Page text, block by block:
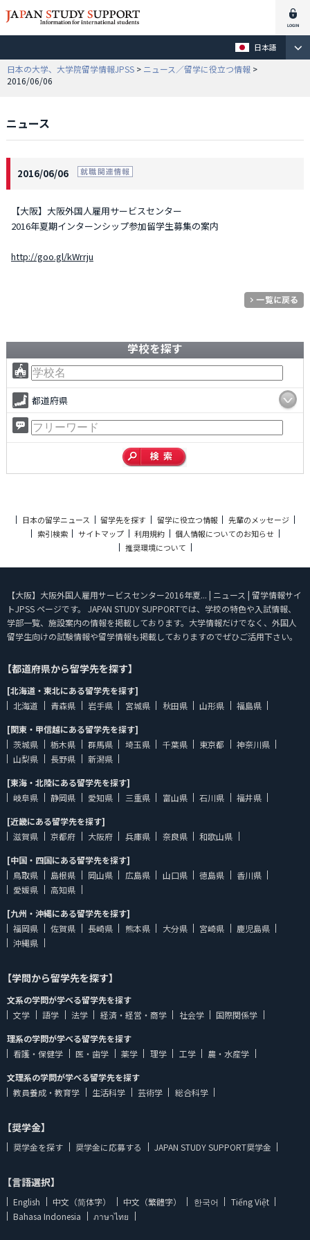
日本語
日本の大学、大学院留学情報JPSS > ニュース／留学に役立つ情報 >
2016/06/06
ニュース
2016/06/06
【大阪】大阪外国人雇用サービスセンター
2016年夏期インターンシップ参加留学生募集の案内
http://goo.gl/kWrrju
学校を探す
都道府県
日本の留学ニュース 留学先を探す 留学に役立つ情報
先輩のメッセージ
索引検索
サイトマップ 利用規約
個人情報についてのお知らせ
推奨環境について
【大阪】大阪外国人雇用サービスセンター2016年夏... | ニュース | 留学情報サイ
トJPSS ページです。 JAPAN STUDY SUPPORTでは、学校の特色や入試情報、
学部一覧、施設案内の情報を掲載しております。大学情報だけでなく、外国人
留学生向けの試験情報や留学情報も掲載しておりますのでぜひご活用下さい。
【都道府県から留学先を探す】
[北海道・東北にある留学先を探す]
北海道
青森県 岩手県 宮城県 秋田県 山形県
福島県
[関東・甲信越にある留学先を探す]
茨城県
栃木県 群馬県 埼玉県 千葉県 東京都
神奈川県
山梨県
長野県
新潟県
[東海・北陸にある留学先を探す]
岐阜県
静岡県 愛知県 三重県 富山県 石川県
福井県
[近畿にある留学先を探す]
滋賀県
京都府 大阪府 兵庫県 奈良県
和歌山県
[中国・四国にある留学先を探す]
鳥取県
島根県 岡山県 広島県 山口県 徳島県
香川県
愛媛県
高知県
[九州・沖縄にある留学先を探す]
福岡県
佐賀県 長崎県 熊本県 大分県 宮崎県
鹿児島県
沖縄県
【学問から留学先を探す】
文系の学問が学べる留学先を探す
文学
語学 法学 経済・経営・商学 社会学
国際関係学
理系の学問が学べる留学先を探す
看護・保健学
医・歯学 薬学 理学 工学
農・水産学
文理系の学問が学べる留学先を探す
教員養成・教育学
生活科学 芸術学 総合科学
【奨学金】
奨学金を探す 奨学金に応募する JAPAN STUDY SUPPORT奨学金
【言語選択】
English 中文（简体字） 中文（繁體字） 한국어
Tiếng Việt
Bahasa Indonesia
ภาษาไทย